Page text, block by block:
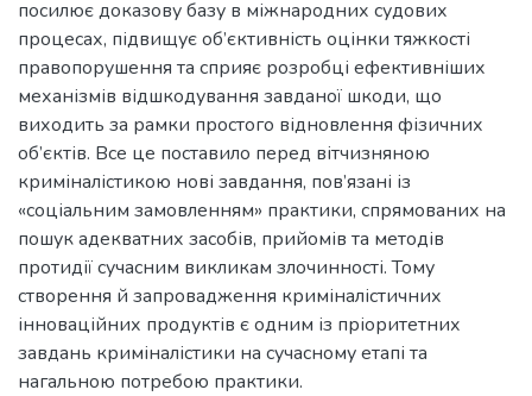
посилює доказову базу в міжнародних судових
процесах, підвищує об’єктивність оцінки тяжкості
правопорушення та сприяє розробці ефективніших
механізмів відшкодування завданої шкоди, що
виходить за рамки простого відновлення фізичних
об’єктів. Все це поставило перед вітчизняною
криміналістикою нові завдання, пов’язані із
«соціальним замовленням» практики, спрямованих на
пошук адекватних засобів, прийомів та методів
протидії сучасним викликам злочинності. Тому
створення й запровадження криміналістичних
інноваційних продуктів є одним із пріоритетних
завдань криміналістики на сучасному етапі та
нагальною потребою практики.